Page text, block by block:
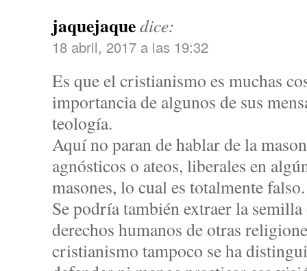
jaquejaquedice:
18 abril, 2017 a las 19:32
Es que el cristianismo es muchas
importancia de algunos de sus
teología.
Aquí no paran de hablar de la
agnósticos o ateos, liberales en
masones, lo cual es totalmente falso.
Se podría también extraer la
derechos humanos de otras
cristianismo tampoco se ha